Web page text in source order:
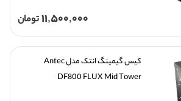
11,500,000تومان
DF800 FLUX Mid Tower